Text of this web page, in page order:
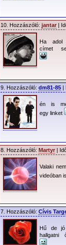
10. Hozzászóló: jantar |
Ha adol
címet
9. Hozzászóló: dm81-85 |
én is
egy linket
8. Hozzászóló: Martyr |
Valaki
videóban
7. Hozzászóló: Cívis
Hű de
hallgatni